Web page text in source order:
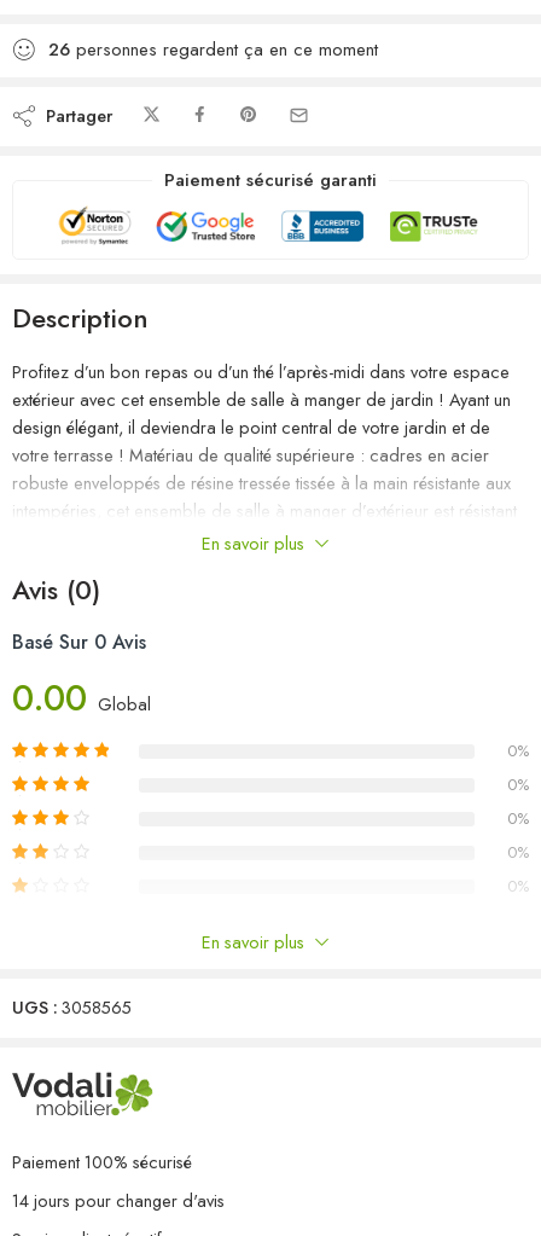
26 personnes regardent ça en ce moment
Partager
Paiement sécurisé garanti
Description
Profitez d’un bon repas ou d’un thé l’après-midi dans votre espace
extérieur avec cet ensemble de salle à manger de jardin ! Ayant un
design élégant, il deviendra le point central de votre jardin et de
votre terrasse ! Matériau de qualité supérieure : cadres en acier
robuste enveloppés de résine tressée tissée à la main résistante aux
intempéries, cet ensemble de salle à manger d’extérieur est résistant
à la rouille et à la moisissure, ce qui peut fournir des années de
garantissent la solidité et la stabilité.Chaises confortables : conçu
forme plus ergonomique pour un confort maximal. Des coussins sont
éclair est amovible pour un lavage facile. Remarque :Afin de
recommandons de le protéger avec une housse imperméable.
Table
Couleur : marron
Matériau : acier enduit de poudre, verre trempé, résine tressé
Couleur du coussin : blanc crème
Largeur du siège : 39/44,5 cm
Profondeur du siège : 46 cm
Dimensions du dossier : 38/45 x 53 cm (l x H)
Épaisseur du coussin de siège : 4 cm
Résistance aux intempéries
En savoir plus
Avis (0)
Basé Sur 0 Avis
0.00 Global
0%
0%
0%
0%
0%
Il n'y a pas encore de critiques.
En savoir plus
UGS :3058565
Paiement 100% sécurisé
14 jours pour changer d'avis